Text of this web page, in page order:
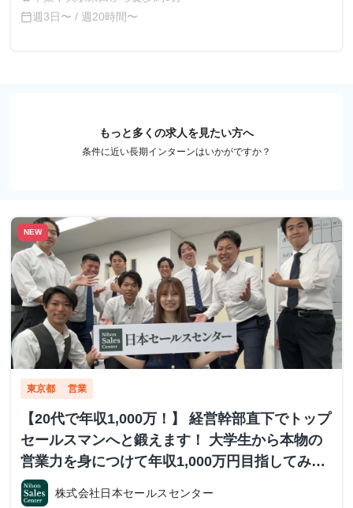
calendar_today週3日〜 / 週20時間〜
もっと多くの求人を見たい方へ
条件に近い長期インターンはいかがですか？
NEW
東京都 営業
【20代で年収1,000万！】 経営幹部直下でトップ
セールスマンへと鍛えます！ 大学生から本物の
営業力を身につけて年収1,000万円目指してみま
せんか？ ※当社直結内定あり #学歴不問 #未経験
可 #1.2年生可 - 株式会社日本セールスセンター
株式会社日本セールスセンター